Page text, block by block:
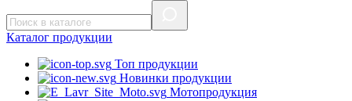
Каталог продукции
Топ продукции
Новинки продукции
Мотопродукция